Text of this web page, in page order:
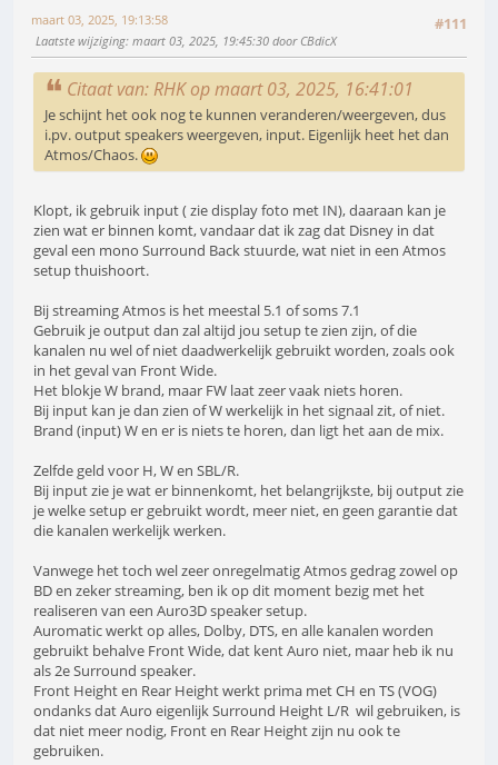
#111
maart 03, 2025, 19:13:58
Laatste wijziging: maart 03, 2025, 19:45:30 door CBdicX
Citaat van: RHK op maart 03, 2025, 16:41:01
Je schijnt het ook nog te kunnen veranderen/weergeven, dus
i.pv. output speakers weergeven, input. Eigenlijk heet het dan
Atmos/Chaos.
Klopt, ik gebruik input ( zie display foto met IN), daaraan kan je
zien wat er binnen komt, vandaar dat ik zag dat Disney in dat
geval een mono Surround Back stuurde, wat niet in een Atmos
setup thuishoort.
Bij streaming Atmos is het meestal 5.1 of soms 7.1
Gebruik je output dan zal altijd jou setup te zien zijn, of die
kanalen nu wel of niet daadwerkelijk gebruikt worden, zoals ook
in het geval van Front Wide.
Het blokje W brand, maar FW laat zeer vaak niets horen.
Bij input kan je dan zien of W werkelijk in het signaal zit, of niet.
Brand (input) W en er is niets te horen, dan ligt het aan de mix.
Zelfde geld voor H, W en SBL/R.
Bij input zie je wat er binnenkomt, het belangrijkste, bij output zie
je welke setup er gebruikt wordt, meer niet, en geen garantie dat
die kanalen werkelijk werken.
Vanwege het toch wel zeer onregelmatig Atmos gedrag zowel op
BD en zeker streaming, ben ik op dit moment bezig met het
realiseren van een Auro3D speaker setup.
Auromatic werkt op alles, Dolby, DTS, en alle kanalen worden
gebruikt behalve Front Wide, dat kent Auro niet, maar heb ik nu
als 2e Surround speaker.
Front Height en Rear Height werkt prima met CH en TS (VOG)
ondanks dat Auro eigenlijk Surround Height L/R wil gebruiken, is
dat niet meer nodig, Front en Rear Height zijn nu ook te
gebruiken.